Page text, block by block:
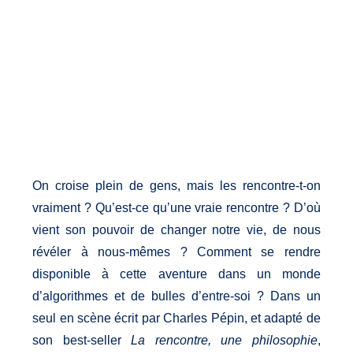
On croise plein de gens, mais les rencontre-t-on
vraiment ? Qu’est-ce qu’une vraie rencontre ? D’où
vient son pouvoir de changer notre vie, de nous
révéler à nous-mêmes ? Comment se rendre
disponible à cette aventure dans un monde
d’algorithmes et de bulles d’entre-soi ? Dans un
seul en scène écrit par Charles Pépin, et adapté de
son best-sellerLa rencontre, une philosophie,